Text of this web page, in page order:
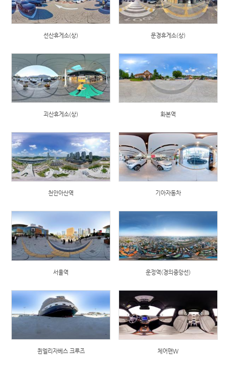
선산휴게소(상) 문경휴게소(상)
괴산휴게소(상) 화본역
천안아산역 기아자동차
서울역 운정역(경의중앙선)
퀸엘리자베스 크루즈 체어맨W